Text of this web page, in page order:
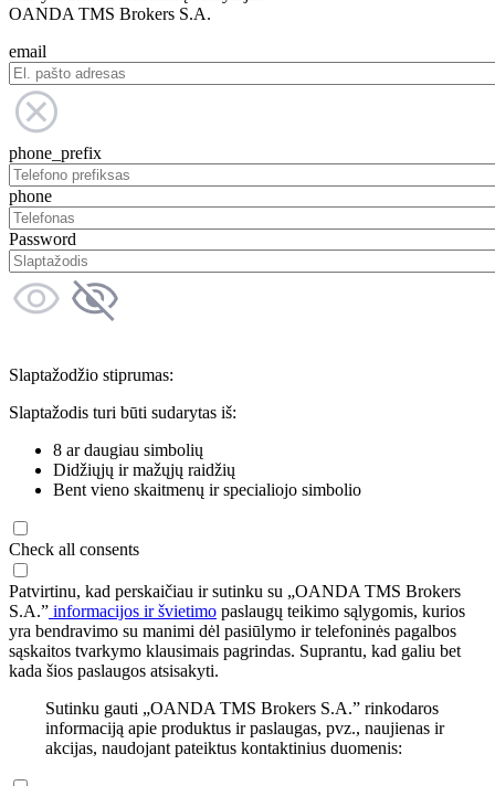
OANDA TMS Brokers S.A.
email
phone_prefix
phone
Password
Slaptažodžio stiprumas:
Slaptažodis turi būti sudarytas iš:
8 ar daugiau simbolių
Didžiųjų ir mažųjų raidžių
Bent vieno skaitmenų ir specialiojo simbolio
Check all consents
Patvirtinu, kad perskaičiau ir sutinku su „OANDA TMS Brokers
S.A.” informacijos ir švietimo paslaugų teikimo sąlygomis, kurios
yra bendravimo su manimi dėl pasiūlymo ir telefoninės pagalbos
sąskaitos tvarkymo klausimais pagrindas. Suprantu, kad galiu bet
kada šios paslaugos atsisakyti.
Sutinku gauti „OANDA TMS Brokers S.A.” rinkodaros
informaciją apie produktus ir paslaugas, pvz., naujienas ir
akcijas, naudojant pateiktus kontaktinius duomenis: